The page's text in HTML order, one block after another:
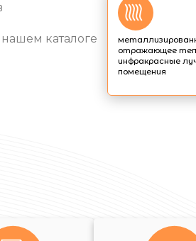
каталоге
отражающее
инфракрасные
помещения